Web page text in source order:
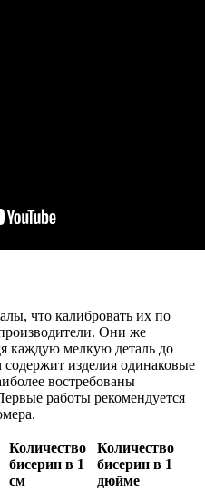
что калибровать их по
Они же
каждую мелкую деталь до
изделия одинаковые
востребованы
работы рекомендуется
Количество
бисерин в 1
см
Количество
бисерин в 1
дюйме